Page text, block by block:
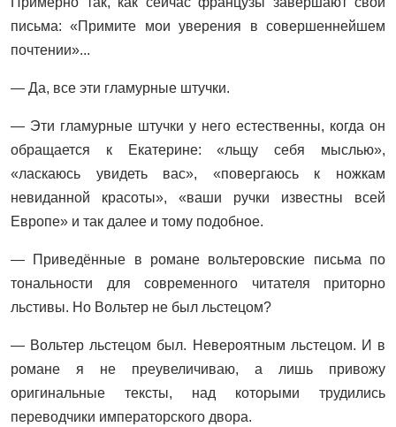
письма: «Примите мои уверения в совершеннейшем
почтении»...
— Да, все эти гламурные штучки.
— Эти гламурные штучки у него естественны, когда он
обращается к Екатерине: «льщу себя мыслью»,
«ласкаюсь увидеть вас», «повергаюсь к ножкам
невиданной красоты», «ваши ручки известны всей
Европе» и так далее и тому подобное.
— Приведённые в романе вольтеровские письма по
тональности для современного читателя приторно
льстивы. Но Вольтер не был льстецом?
— Вольтер льстецом был. Невероятным льстецом. И в
романе я не преувеличиваю, а лишь привожу
оригинальные тексты, над которыми трудились
переводчики императорского двора.